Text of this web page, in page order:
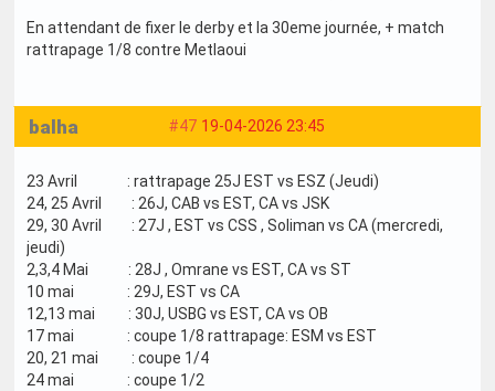
En attendant de fixer le derby et la 30eme journée, + match
rattrapage 1/8 contre Metlaoui
#47 19-04-2026 23:45
balha
23 Avril : rattrapage 25J EST vs ESZ (Jeudi)
24, 25 Avril : 26J, CAB vs EST, CA vs JSK
29, 30 Avril : 27J , EST vs CSS , Soliman vs CA (mercredi,
jeudi)
2,3,4 Mai : 28J , Omrane vs EST, CA vs ST
10 mai : 29J, EST vs CA
12,13 mai : 30J, USBG vs EST, CA vs OB
17 mai : coupe 1/8 rattrapage: ESM vs EST
20, 21 mai : coupe 1/4
24 mai : coupe 1/2